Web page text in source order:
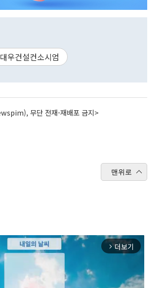
대우건설컨소시엄
무단 전재-재배포 금지>
맨위로
arrow_forward_ios 더보기